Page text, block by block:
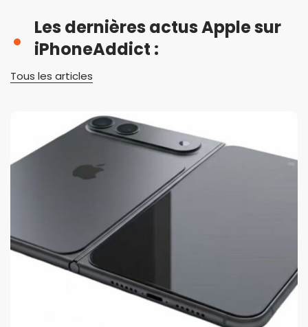
Les dernières actus Apple sur
iPhoneAddict :
Tous les articles